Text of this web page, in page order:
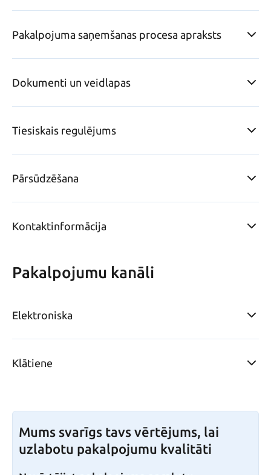
Pakalpojuma saņemšanas procesa apraksts
Dokumenti un veidlapas
Tiesiskais regulējums
Pārsūdzēšana
Kontaktinformācija
Pakalpojumu kanāli
Elektroniska
Klātiene
Mums svarīgs tavs vērtējums, lai
uzlabotu pakalpojumu kvalitāti